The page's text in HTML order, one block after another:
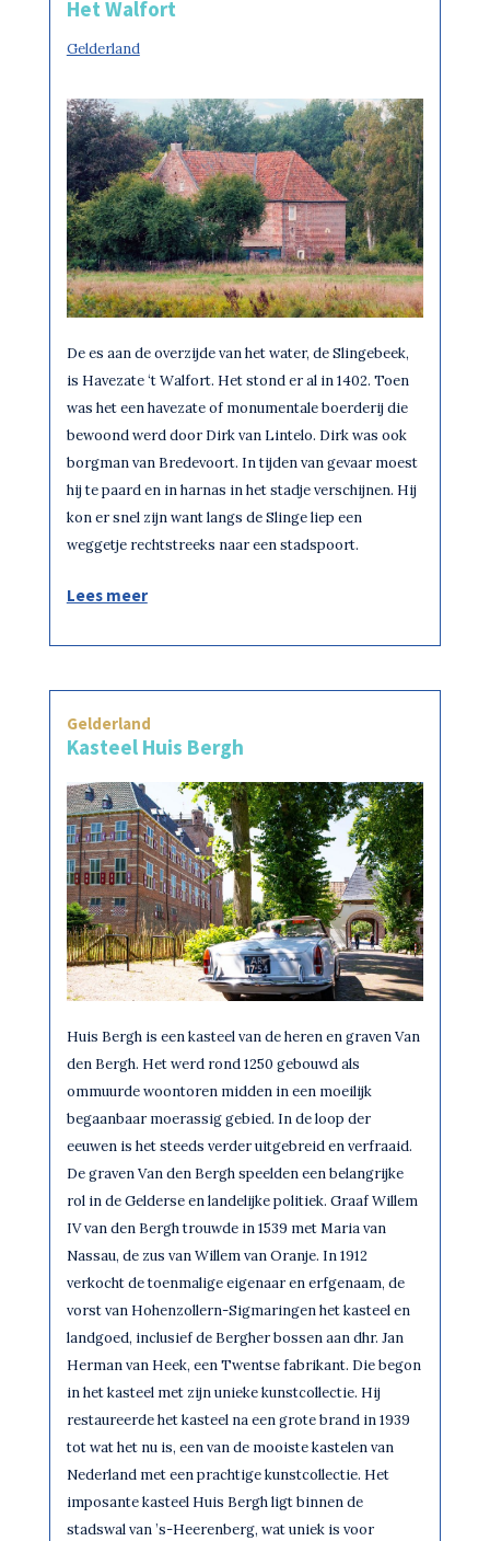
Het Walfort
Gelderland
De es aan de overzijde van het water, de Slingebeek,
is Havezate ‘t Walfort. Het stond er al in 1402. Toen
was het een havezate of monumentale boerderij die
bewoond werd door Dirk van Lintelo. Dirk was ook
borgman van Bredevoort. In tijden van gevaar moest
hij te paard en in harnas in het stadje verschijnen. Hij
kon er snel zijn want langs de Slinge liep een
weggetje rechtstreeks naar een stadspoort.
Lees meer
Gelderland
Kasteel Huis Bergh
Huis Bergh is een kasteel van de heren en graven Van
den Bergh. Het werd rond 1250 gebouwd als
ommuurde woontoren midden in een moeilijk
begaanbaar moerassig gebied. In de loop der
eeuwen is het steeds verder uitgebreid en verfraaid.
De graven Van den Bergh speelden een belangrijke
rol in de Gelderse en landelijke politiek. Graaf Willem
IV van den Bergh trouwde in 1539 met Maria van
Nassau, de zus van Willem van Oranje. In 1912
verkocht de toenmalige eigenaar en erfgenaam, de
vorst van Hohenzollern-Sigmaringen het kasteel en
landgoed, inclusief de Bergher bossen aan dhr. Jan
Herman van Heek, een Twentse fabrikant. Die begon
in het kasteel met zijn unieke kunstcollectie. Hij
restaureerde het kasteel na een grote brand in 1939
tot wat het nu is, een van de mooiste kastelen van
Nederland met een prachtige kunstcollectie. Het
imposante kasteel Huis Bergh ligt binnen de
stadswal van ’s-Heerenberg, wat uniek is voor